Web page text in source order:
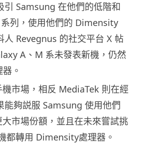
引 Samsung 在他們的低階和
列，使用他們的 Dimensity
Revegnus 的社交平台 X 帖
A、M 系未發表新機，仍然
。
市場，相反 MediaTek 則在經
能夠説服 Samsung 使用他們
市場份額，並且在未來嘗試挑
都轉用 Dimensity處理器。